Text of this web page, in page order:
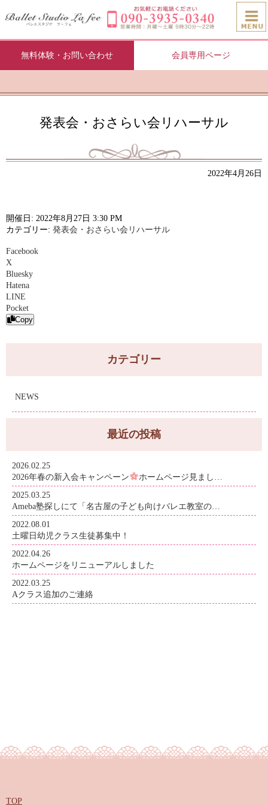
無料体験・お問い合わせ 会員専用ページ
発表会・おさらい会リハーサル
2022年4月26日
開催日: 2022年8月27日 3:30 PM
カテゴリー: 発表会・おさらい会リハーサル
Facebook
X
Bluesky
Hatena
LINE
Pocket
Copy
カテゴリー
NEWS
最近の投稿
2026.02.25
2026年春の新入会キャンペーン
ホームページ見まし…
2025.03.25
Ameba塾探しにて「名古屋の子ども向けバレエ教室の…
2022.08.01
土曜日幼児クラス生徒募集中！
2022.04.26
ホームページをリニューアルしました
2022.03.25
Aクラス追加のご連絡
TOP